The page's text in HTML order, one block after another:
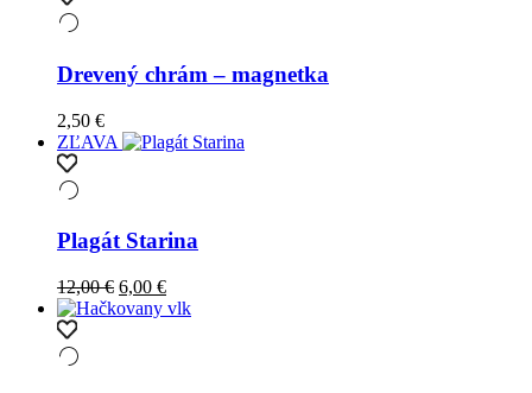
Drevený chrám – magnetka
2,50 €
ZĽAVA
Plagát Starina
12,00€ Original
price
6,00 €Current
price